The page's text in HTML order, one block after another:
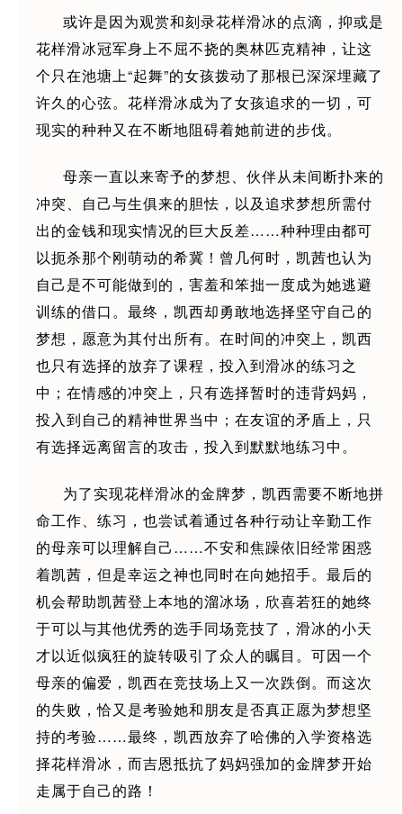
或许是因为观赏和刻录花样滑冰的点滴，抑或是
花样滑冰冠军身上不屈不挠的奥林匹克精神，让这
个只在池塘上“起舞”的女孩拨动了那根已深深埋藏了
许久的心弦。花样滑冰成为了女孩追求的一切，可
现实的种种又在不断地阻碍着她前进的步伐。
母亲一直以来寄予的梦想、伙伴从未间断扑来的
冲突、自己与生俱来的胆怯，以及追求梦想所需付
出的金钱和现实情况的巨大反差……种种理由都可
以扼杀那个刚萌动的希冀！曾几何时，凯茜也认为
自己是不可能做到的，害羞和笨拙一度成为她逃避
训练的借口。最终，凯西却勇敢地选择坚守自己的
梦想，愿意为其付出所有。在时间的冲突上，凯西
也只有选择的放弃了课程，投入到滑冰的练习之
中；在情感的冲突上，只有选择暂时的违背妈妈，
投入到自己的精神世界当中；在友谊的矛盾上，只
有选择远离留言的攻击，投入到默默地练习中。
为了实现花样滑冰的金牌梦，凯西需要不断地拼
命工作、练习，也尝试着通过各种行动让辛勤工作
的母亲可以理解自己……不安和焦躁依旧经常困惑
着凯茜，但是幸运之神也同时在向她招手。最后的
机会帮助凯茜登上本地的溜冰场，欣喜若狂的她终
于可以与其他优秀的选手同场竞技了，滑冰的小天
才以近似疯狂的旋转吸引了众人的瞩目。可因一个
母亲的偏爱，凯西在竞技场上又一次跌倒。而这次
的失败，恰又是考验她和朋友是否真正愿为梦想坚
持的考验……最终，凯西放弃了哈佛的入学资格选
择花样滑冰，而吉恩抵抗了妈妈强加的金牌梦开始
走属于自己的路！